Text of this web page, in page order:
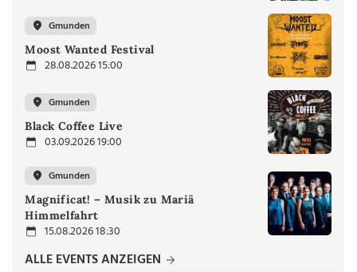
Gmunden
Moost Wanted Festival
28.08.2026 15:00
Gmunden
Black Coffee Live
03.09.2026 19:00
Gmunden
Magnificat! – Musik zu Mariä
Himmelfahrt
15.08.2026 18:30
ALLE EVENTS ANZEIGEN